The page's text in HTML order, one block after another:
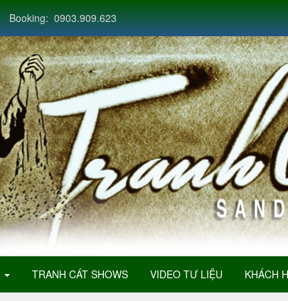
TRANH CÁT SHOWS VIDEO TƯ LIỆU KHÁCH
Booking: 0903.909.623